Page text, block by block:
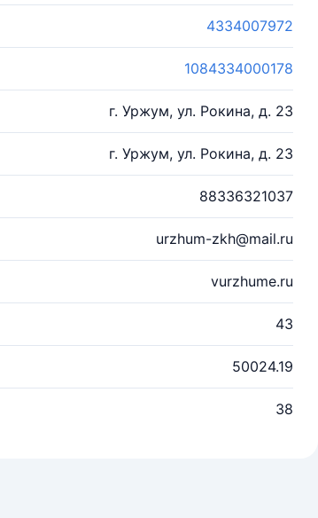
4334007972
1084334000178
г. Уржум, ул. Рокина, д. 23
г. Уржум, ул. Рокина, д. 23
88336321037
urzhum-zkh@mail.ru
vurzhume.ru
43
50024.19
38